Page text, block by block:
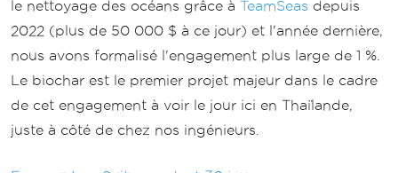
le nettoyage des océans grâce à TeamSeas depuis
2022 (plus de 50 000 $ à ce jour) et l'année dernière,
nous avons formalisé l'engagement plus large de 1 %.
Le biochar est le premier projet majeur dans le cadre
de cet engagement à voir le jour ici en Thaïlande,
juste à côté de chez nos ingénieurs.